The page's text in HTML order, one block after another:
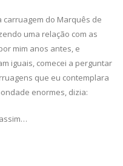
carruagem do Marquês de
uma relação com as
mim anos antes, e
iguais, comecei a perguntar
que eu contemplara
enormes, dizia: